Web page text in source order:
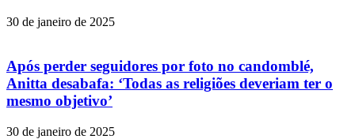
30 de janeiro de 2025
Após perder seguidores por foto no candomblé,
Anitta desabafa: ‘Todas as religiões deveriam ter o
mesmo objetivo’
30 de janeiro de 2025